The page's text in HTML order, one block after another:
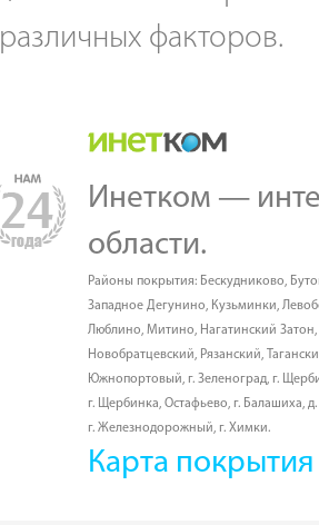
различных факторов.
Инетком —
области.
Районы покрытия: Бескудниково,
Западное Дегунино, Кузьминки,
Люблино, Митино, Нагатинский Затон,
Новобратцевский, Рязанский,
Южнопортовый, г. Зеленоград, г.
г. Щербинка, Остафьево, г. Балашиха,
г. Железнодорожный, г. Химки.
Карта